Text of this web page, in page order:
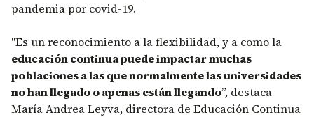
pandemia por covid-19.
"Es un reconocimiento a la flexibilidad, y a como la
educación continua puede impactar muchas
poblaciones a las que normalmente las universidades
no han llegado o apenas están llegando”, destaca
María Andrea Leyva, directora de Educación Continua